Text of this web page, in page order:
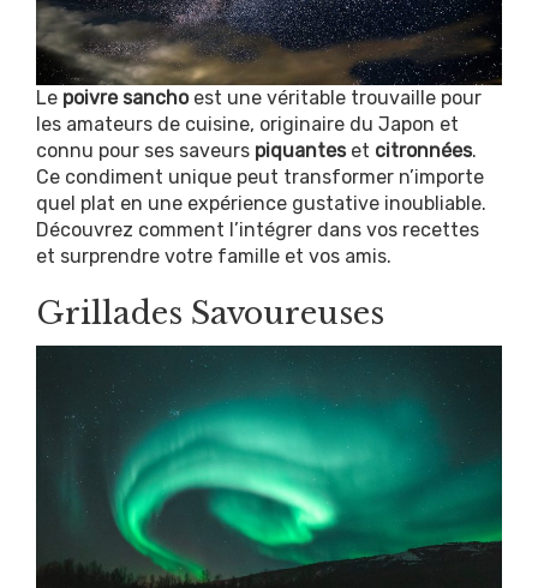
Le poivre sanchoest une véritable trouvaille pour
les amateurs de cuisine, originaire du Japon et
connu pour ses saveurs piquantes et citronnées.
Ce condiment unique peut transformer n’importe
quel plat en une expérience gustative inoubliable.
Découvrez comment l’intégrer dans vos recettes
et surprendre votre famille et vos amis.
Grillades Savoureuses